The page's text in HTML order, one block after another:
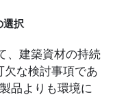
選択
、建築資材の持続
欠な検討事項であ
品よりも環境に